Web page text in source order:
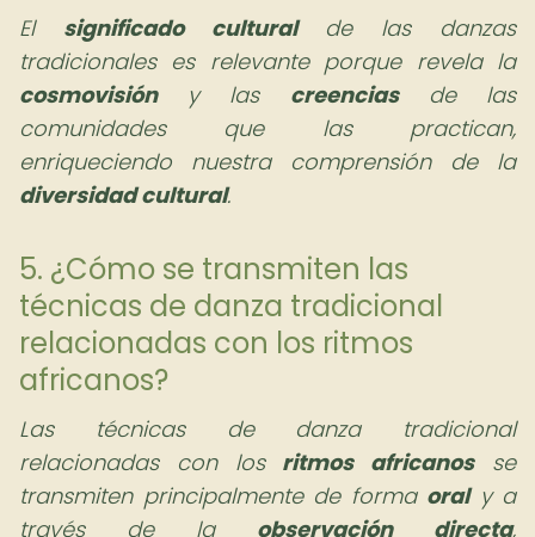
El significado culturalde las danzas
tradicionales es relevante porque revela la
cosmovisióny las creenciasde las
comunidades que las practican,
enriqueciendo nuestra comprensión de la
diversidad cultural.
5. ¿Cómo se transmiten las
técnicas de danza tradicional
relacionadas con los ritmos
africanos?
Las técnicas de danza tradicional
relacionadas con los ritmos africanosse
transmiten principalmente de forma oraly a
través de la observación directa,